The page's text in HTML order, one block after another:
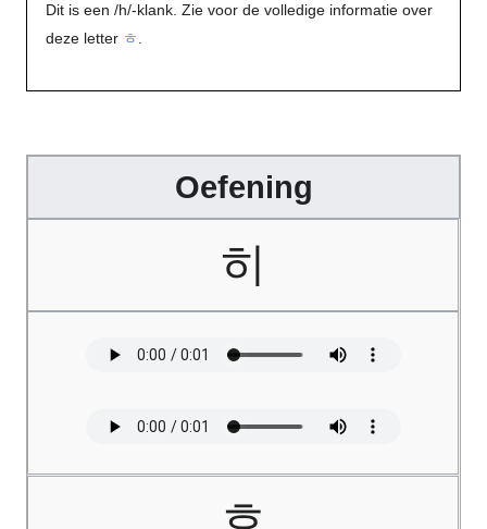
Dit is een /h/-klank. Zie voor de volledige informatie over
deze letter ㅎ
Oefening
히